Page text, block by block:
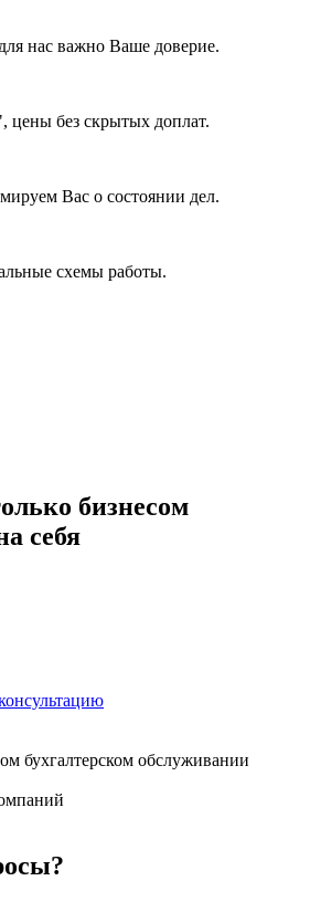
нас важно Ваше доверие.
цены без скрытых доплат.
Вас о состоянии дел.
схемы работы.
бизнесом
себя
бухгалтерском обслуживании